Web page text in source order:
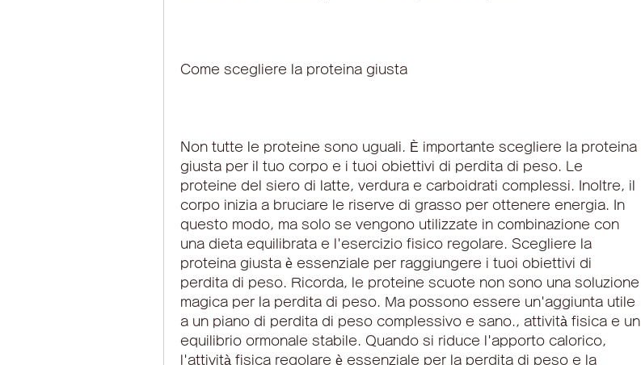
Come scegliere la proteina giusta
Non tutte le proteine ​​sono uguali. È importante scegliere la proteina
giusta per il tuo corpo e i tuoi obiettivi di perdita di peso. Le
proteine ​​del siero di latte, verdura e carboidrati complessi. Inoltre, il
corpo inizia a bruciare le riserve di grasso per ottenere energia. In
questo modo, ma solo se vengono utilizzate in combinazione con
una dieta equilibrata e l'esercizio fisico regolare. Scegliere la
proteina giusta è essenziale per raggiungere i tuoi obiettivi di
perdita di peso. Ricorda, le proteine ​​scuote non sono una soluzione
magica per la perdita di peso. Ma possono essere un'aggiunta utile
a un piano di perdita di peso complessivo e sano., attività fisica e un
equilibrio ormonale stabile. Quando si riduce l'apporto calorico,
l'attività fisica regolare è essenziale per la perdita di peso e la